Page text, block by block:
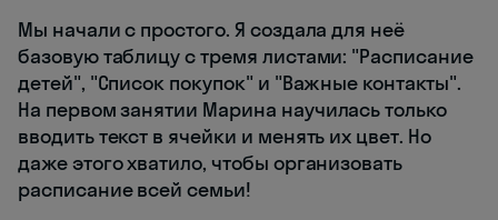
Мы начали с простого. Я создала для неё
базовую таблицу с тремя листами: "Расписание
детей", "Список покупок" и "Важные контакты".
На первом занятии Марина научилась только
вводить текст в ячейки и менять их цвет. Но
даже этого хватило, чтобы организовать
расписание всей семьи!